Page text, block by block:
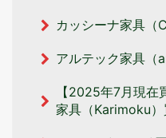
カッシーナ家具（
アルテック家具（
【2025年7月現在
家具（Karimoku）